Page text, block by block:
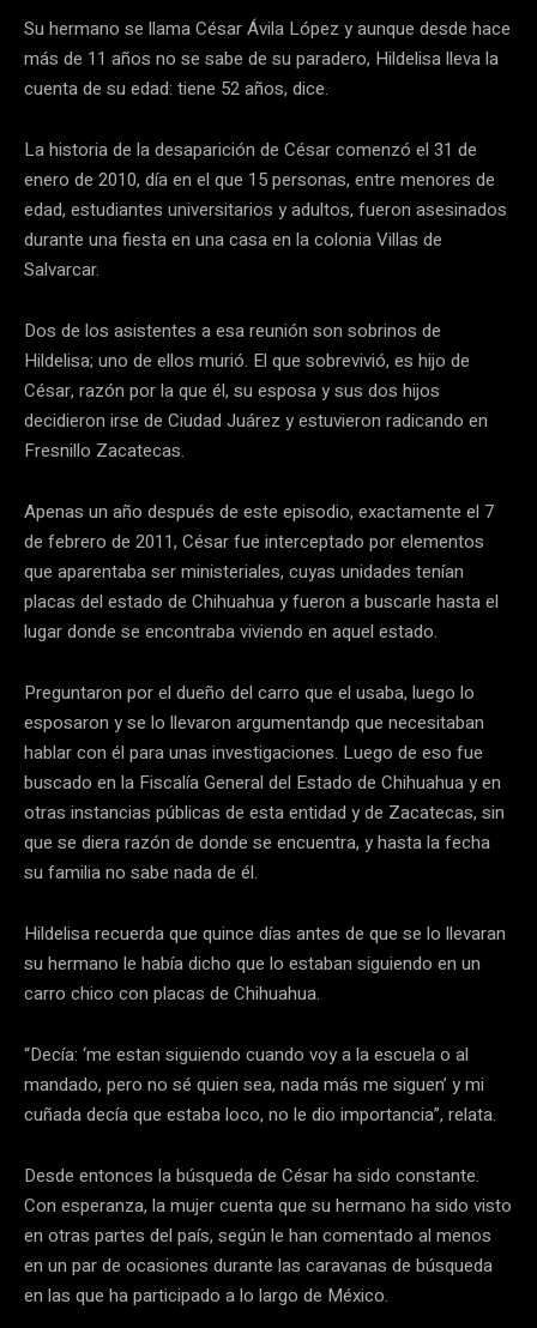
Su hermano se llama César Ávila López y aunque desde hace
más de 11 años no se sabe de su paradero, Hildelisa lleva la
cuenta de su edad: tiene 52 años, dice.
La historia de la desaparición de César comenzó el 31 de
enero de 2010, día en el que 15 personas, entre menores de
edad, estudiantes universitarios y adultos, fueron asesinados
durante una fiesta en una casa en la colonia Villas de
Salvarcar.
Dos de los asistentes a esa reunión son sobrinos de
Hildelisa; uno de ellos murió. El que sobrevivió, es hijo de
César, razón por la que él, su esposa y sus dos hijos
decidieron irse de Ciudad Juárez y estuvieron radicando en
Fresnillo Zacatecas.
Apenas un año después de este episodio, exactamente el 7
de febrero de 2011, César fue interceptado por elementos
que aparentaba ser ministeriales, cuyas unidades tenían
placas del estado de Chihuahua y fueron a buscarle hasta el
lugar donde se encontraba viviendo en aquel estado.
Preguntaron por el dueño del carro que el usaba, luego lo
esposaron y se lo llevaron argumentandp que necesitaban
hablar con él para unas investigaciones. Luego de eso fue
buscado en la Fiscalía General del Estado de Chihuahua y en
otras instancias públicas de esta entidad y de Zacatecas, sin
que se diera razón de donde se encuentra, y hasta la fecha
su familia no sabe nada de él.
Hildelisa recuerda que quince días antes de que se lo llevaran
su hermano le había dicho que lo estaban siguiendo en un
carro chico con placas de Chihuahua.
“Decía: ‘me estan siguiendo cuando voy a la escuela o al
mandado, pero no sé quien sea, nada más me siguen’ y mi
cuñada decía que estaba loco, no le dio importancia”, relata.
Desde entonces la búsqueda de César ha sido constante.
Con esperanza, la mujer cuenta que su hermano ha sido visto
en otras partes del país, según le han comentado al menos
en un par de ocasiones durante las caravanas de búsqueda
en las que ha participado a lo largo de México.